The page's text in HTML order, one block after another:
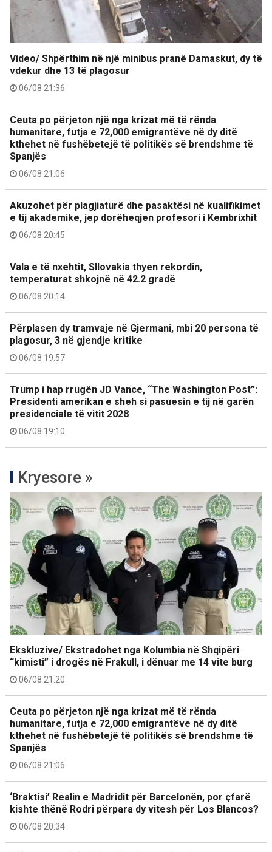
Video/ Shpërthim në një minibus pranë Damaskut, dy të
vdekur dhe 13 të plagosur
06/08 21:36
Ceuta po përjeton një nga krizat më të rënda
humanitare, futja e 72,000 emigrantëve në dy ditë
kthehet në fushëbetejë të politikës së brendshme të
Spanjës
06/08 21:06
Akuzohet për plagjiaturë dhe pasaktësi në kualifikimet
e tij akademike, jep dorëheqjen profesori i Kembrixhit
06/08 20:45
Vala e të nxehtit, Sllovakia thyen rekordin,
temperaturat shkojnë në 42.2 gradë
06/08 20:14
Përplasen dy tramvaje në Gjermani, mbi 20 persona të
plagosur, 3 në gjendje kritike
06/08 19:57
Trump i hap rrugën JD Vance, “The Washington Post”:
Presidenti amerikan e sheh si pasuesin e tij në garën
presidenciale të vitit 2028
06/08 19:10
Kryesore »
Ekskluzive/ Ekstradohet nga Kolumbia në Shqipëri
“kimisti” i drogës në Frakull, i dënuar me 14 vite burg
06/08 21:20
Ceuta po përjeton një nga krizat më të rënda
humanitare, futja e 72,000 emigrantëve në dy ditë
kthehet në fushëbetejë të politikës së brendshme të
Spanjës
06/08 21:06
‘Braktisi’ Realin e Madridit për Barcelonën, por çfarë
kishte thënë Rodri përpara dy vitesh për Los Blancos?
06/08 20:34